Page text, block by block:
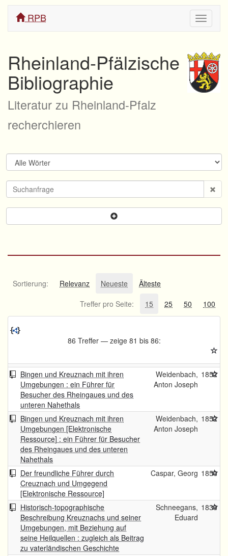
ein/
RPB
Rheinland-Pfälzische
Bibliographie
Literatur zu Rheinland-Pfalz
recherchieren
Sortierung: Relevanz Neueste
Älteste
Treffer pro Seite:
15 25 50 100
86 Treffer — zeige 81 bis 86:
Bingen und Kreuznach mit ihren
Umgebungen : ein Führer für
Besucher des Rheingaues und des
unteren Nahethals
Weidenbach,
Anton Joseph
1852
Bingen und Kreuznach mit ihren
Umgebungen [Elektronische
Ressource] : ein Führer für Besucher
des Rheingaues und des unteren
Nahethals
Weidenbach,
Anton Joseph
1852
Der freundliche Führer durch
Creuznach und Umgegend
[Elektronische Ressource]
Caspar, Georg 1850
Historisch-topographische
Beschreibung Kreuznachs und seiner
Umgebungen, mit Beziehung auf
seine Heilquellen : zugleich als Beitrag
zu vaterländischen Geschichte
Schneegans,
Eduard
1839